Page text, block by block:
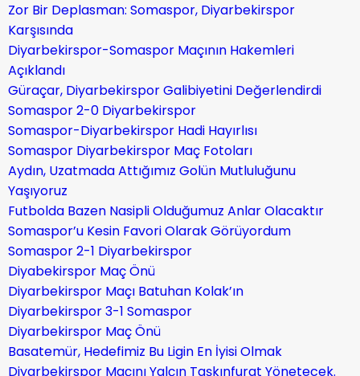
Zor Bir Deplasman: Somaspor, Diyarbekirspor
Karşısında
Diyarbekirspor-Somaspor Maçının Hakemleri
Açıklandı
Güraçar, Diyarbekirspor Galibiyetini Değerlendirdi
Somaspor 2-0 Diyarbekirspor
Somaspor-Diyarbekirspor Hadi Hayırlısı
Somaspor Diyarbekirspor Maç Fotoları
Aydın, Uzatmada Attığımız Golün Mutluluğunu
Yaşıyoruz
Futbolda Bazen Nasipli Olduğumuz Anlar Olacaktır
Somaspor’u Kesin Favori Olarak Görüyordum
Somaspor 2-1 Diyarbekirspor
Diyabekirspor Maç Önü
Diyarbekirspor Maçı Batuhan Kolak’ın
Diyarbekirspor 3-1 Somaspor
Diyarbekirspor Maç Önü
Basatemür, Hedefimiz Bu Ligin En İyisi Olmak
Diyarbekirspor Maçını Yalçın Taşkınfurat Yönetecek.